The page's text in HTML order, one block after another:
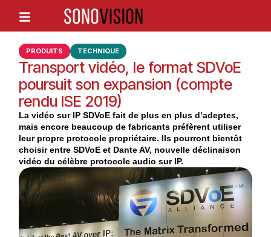
PRODUITS TECHNIQUE
Transport vidéo, le format SDVoE
poursuit son expansion (compte
rendu ISE 2019)
La vidéo sur IP SDVoE fait de plus en plus d’adeptes,
mais encore beaucoup de fabricants préfèrent utiliser
leur propre protocole propriétaire. Ils pourront bientôt
choisir entre SDVoE et Dante AV, nouvelle déclinaison
vidéo du célèbre protocole audio sur IP.